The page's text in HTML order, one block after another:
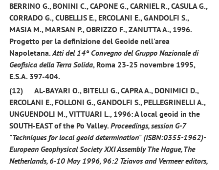
BERRINO G., BONINI C., CAPONE G., CARNIEL R., CASULA G.,
CORRADO G., CUBELLIS E., ERCOLANI E., GANDOLFI S.,
MASIA M., MARSAN P., OBRIZZO F., ZANUTTA A., 1996.
Progetto per la definizione del Geoide nell'area
Napoletana. Atti del 14° Convegno del Gruppo Nazionale di
Geofisica della Terra Solida, Roma 23-25 novembre 1995,
E.S.A. 397-404.
(12)
AL-BAYARI O., BITELLI G., CAPRA A., DONIMICI D.,
ERCOLANI E., FOLLONI G.,GANDOLFI S., PELLEGRINELLI A.,
UNGUENDOLI M., VITTUARI L., 1996: A local geoid in the
SOUTH-EAST of the Po Valley. Proceedings, session G-7
"Techniques for local geoid determination" (ISBN:0355-1962)-
European Geophysical Society XXI Assembly The Hague, The
Netherlands, 6-10 May 1996, 96:2 Tziavos and Vermeer editors,